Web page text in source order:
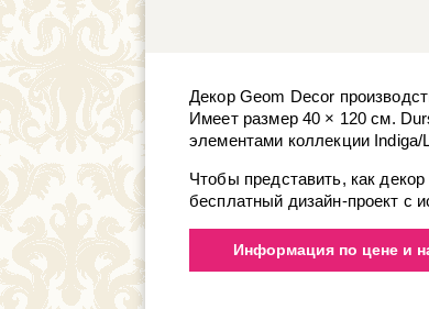
Декор Geom Decor
Имеет размер 40 × 120 см.
элементами коллекции Indiga/
Чтобы представить, как
бесплатный дизайн-проект с
Информация по цене и